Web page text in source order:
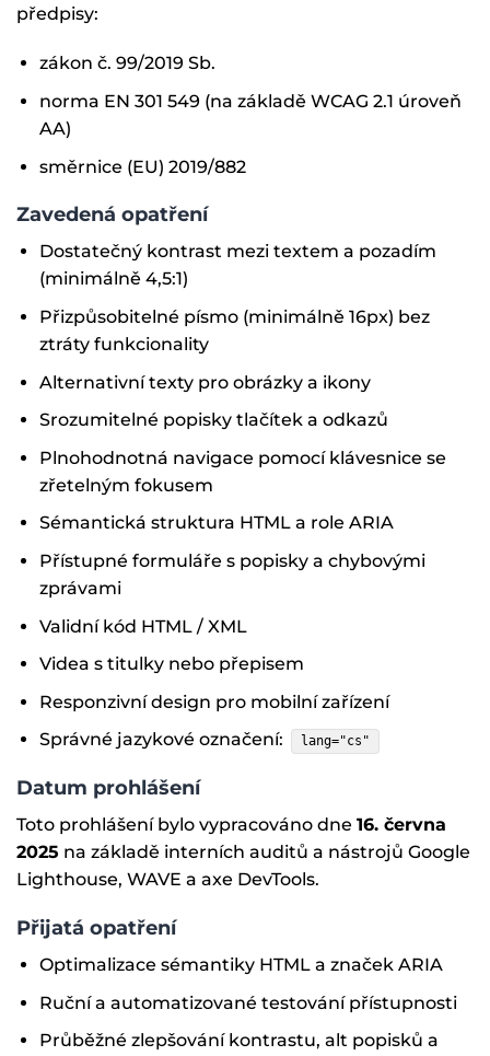
předpisy:
zákon č. 99/2019 Sb.
norma EN 301 549 (na základě WCAG 2.1 úroveň
AA)
směrnice (EU) 2019/882
Zavedená opatření
Dostatečný kontrast mezi textem a pozadím
(minimálně 4,5:1)
Přizpůsobitelné písmo (minimálně 16px) bez
ztráty funkcionality
Alternativní texty pro obrázky a ikony
Srozumitelné popisky tlačítek a odkazů
Plnohodnotná navigace pomocí klávesnice se
zřetelným fokusem
Sémantická struktura HTML a role ARIA
Přístupné formuláře s popisky a chybovými
zprávami
Validní kód HTML / XML
Videa s titulky nebo přepisem
Responzivní design pro mobilní zařízení
Správné jazykové označení:
lang="cs"
Datum prohlášení
Toto prohlášení bylo vypracováno dne 16. června
2025 na základě interních auditů a nástrojů Google
Lighthouse, WAVE a axe DevTools.
Přijatá opatření
Optimalizace sémantiky HTML a značek ARIA
Ruční a automatizované testování přístupnosti
Průběžné zlepšování kontrastu, alt popisků a